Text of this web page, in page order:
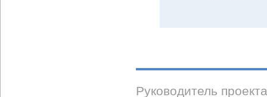
Руководитель